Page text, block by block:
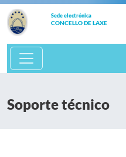
Sede electrónica
CONCELLO DE LAXE
Soporte técnico